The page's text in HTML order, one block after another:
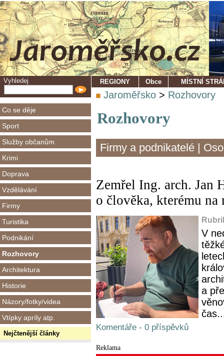
Vyhledej
Co se děje
Sport
Služby občanům
Krimi
Doprava
Vzdělávání
Firmy
Turistika
Podnikání
Rozhovory
Architektura
Historie
Názory/fotky/videa
Vtípky apríly atp.
Nejčtenější články
REGIONY Obce MÍSTNÍ
Jaroměřsko > Rozhovory
Rozhovory
Firmy a podnikatelé |
Zemřel Ing. arch. Jan
o člověka, kterému na
V
a
Komentáře - 0 příspěvků
Reklama